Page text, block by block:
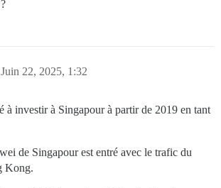
Juin 22, 2025, 1:32
à investir à Singapour à partir de 2019 en tant
de Singapour est entré avec le trafic du
Kong.